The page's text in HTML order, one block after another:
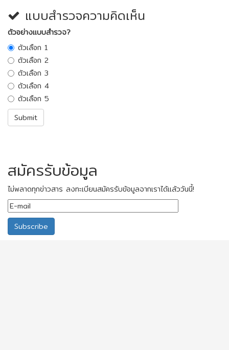
แบบสำรวจความคิดเห็น
ตัวอย่างแบบสำรวจ?
ตัวเลือก 1
ตัวเลือก 2
ตัวเลือก 3
ตัวเลือก 4
ตัวเลือก 5
สมัครรับข้อมูล
ไม่พลาดทุกข่าวสาร ลงทะเบียนสมัครรับข้อมูลจากเราได้แล้ววันนี้!